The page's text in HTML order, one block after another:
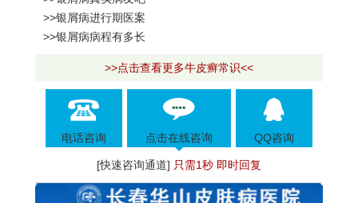
>>银屑病进行期医案
>>银屑病病程有多长
>>点击查看更多牛皮癣常识<<
电话咨询 点击在线咨询 QQ咨询
[快速咨询通道] 只需1秒 即时回复